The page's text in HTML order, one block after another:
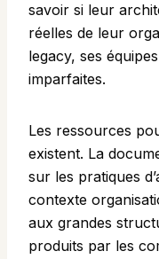
savoir si leur
réelles de leur
legacy, ses
imparfaites.
Les ressources
existent. La
sur les pratiques
contexte
aux grandes
produits par les